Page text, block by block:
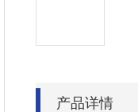
产品详情